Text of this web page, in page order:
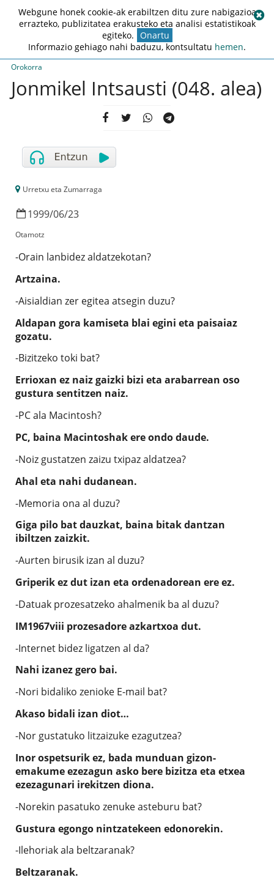
Orokorra
Jonmikel Intsausti (048. alea)
Urretxu eta Zumarraga
1999/06/23
Otamotz
-Orain lanbidez aldatzekotan?
Artzaina.
-Aisialdian zer egitea atsegin duzu?
Aldapan gora kamiseta blai egini eta paisaiaz
gozatu.
-Bizitzeko toki bat?
Errioxan ez naiz gaizki bizi eta arabarrean oso
gustura sentitzen naiz.
-PC ala Macintosh?
PC, baina Macintoshak ere ondo daude.
-Noiz gustatzen zaizu txipaz aldatzea?
Ahal eta nahi dudanean.
-Memoria ona al duzu?
Giga pilo bat dauzkat, baina bitak dantzan
ibiltzen zaizkit.
-Aurten birusik izan al duzu?
Griperik ez dut izan eta ordenadorean ere ez.
-Datuak prozesatzeko ahalmenik ba al duzu?
IM1967viii prozesadore azkartxoa dut.
-Internet bidez ligatzen al da?
Nahi izanez gero bai.
-Nori bidaliko zenioke E-mail bat?
Akaso bidali izan diot…
-Nor gustatuko litzaizuke ezagutzea?
Inor ospetsurik ez, bada munduan gizon-
emakume ezezagun asko bere bizitza eta etxea
ezezagunari irekitzen diona.
-Norekin pasatuko zenuke asteburu bat?
Gustura egongo nintzatekeen edonorekin.
-Ilehoriak ala beltzaranak?
Beltzaranak.
Webgune honek cookie-ak erabiltzen ditu zure nabigazioa
errazteko, publizitatea erakusteko eta analisi estatistikoak
egiteko. Onartu
Informazio gehiago nahi baduzu, kontsultatu hemen.